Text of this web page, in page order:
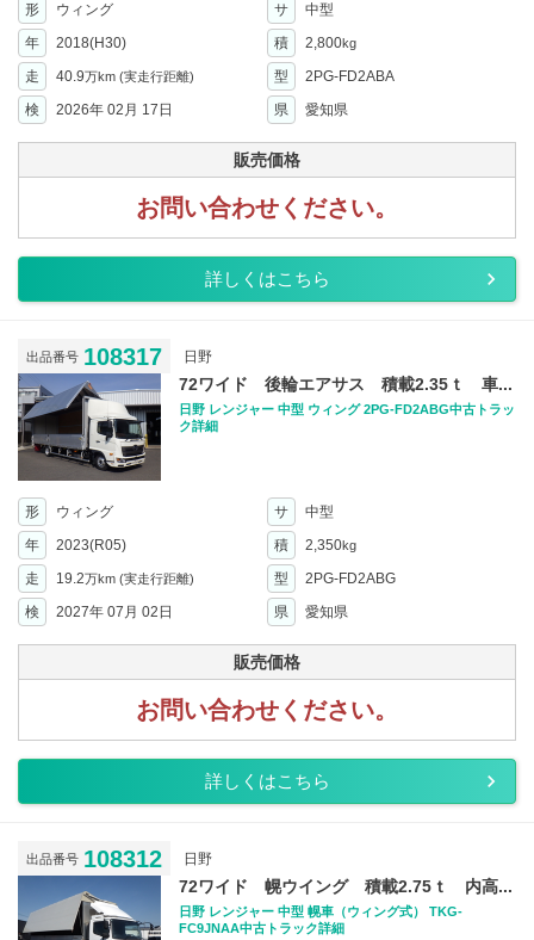
形 ウィング サ
中型
年
2018(H30) 積 2,800kg
走 40.9万km (実走行距離) 型
2PG-FD2ABA
検
2026年 02月 17日 県 愛知県
販売価格
お問い合わせください。
詳しくはこちら
出品番号 108317 日野
72ワイド 後輪エアサス 積載2.35ｔ 車...
日野 レンジャー 中型 ウィング 2PG-FD2ABG中古トラッ
ク詳細
形 ウィング サ
中型
年
2023(R05) 積 2,350kg
走 19.2万km (実走行距離) 型
2PG-FD2ABG
検
2027年 07月 02日 県 愛知県
販売価格
お問い合わせください。
詳しくはこちら
出品番号 108312 日野
72ワイド 幌ウイング 積載2.75ｔ 内高...
日野 レンジャー 中型 幌車（ウィング式） TKG-
FC9JNAA中古トラック詳細